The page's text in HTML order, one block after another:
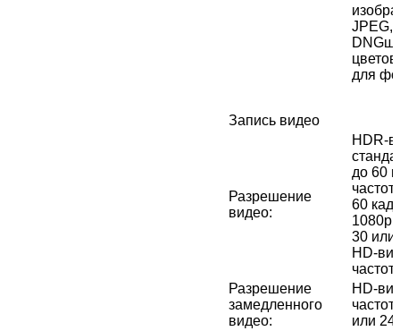
JPEG,
для
Запись видео
Разрешение
видео:
до 60
60
1080p
30 или
HD-
Разрешение
замедленного
видео:
HD-
или